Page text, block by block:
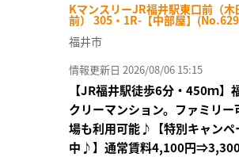
KマンスリーJR福井駅東口前（木
前） 305・1R-【中部屋】
福井市
情報更新日 2026/08/06 15:15
【JR福井駅徒歩6分・450ｍ】
クリーマンション。ファミリー
場も利用可能♪【特別キャンペ
中♪】通常賃料4,100円